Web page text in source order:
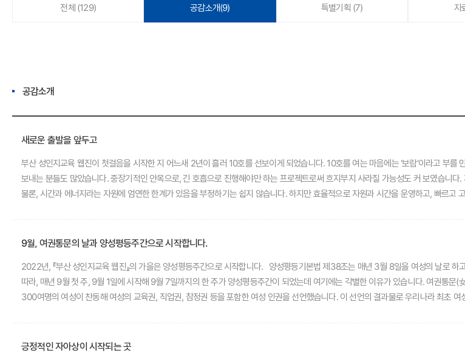
전체 (129) 공감소개(9) 특별기획 (7) 자
공감소개
새로운 출발을 앞두고
부산 성인지교육 웹진이 첫걸음을 시작한 지 어느새 2년이 흘러 10호를 선보이게 되었습니다. 10호를 여는 마음에는 ‘보람’이라고 부
보내는 분들도 많았습니다. 중장기적인 안목으로, 긴 호흡으로 진행해야만 하는 프로젝트로써 흐지부지 사라질 가능성도 커 보였습니
물론, 시간과 에너지라는 자원에 엄연한 한계가 있음을 부정하기는 쉽지 않습니다. 하지만 효율적으로 자원과 시간을 운영하고, 빠르고 고르게 결과물을
관련된 사회적인 이슈들은 여전히 강력한 에너지를 가진 채로 남아있습니다. 엄청난 사회적인 노력에도 불구하고, 폭력의 양상은 차츰
파이도 더 커지고 있음은 분명합니다. 매일 뉴스를 차지하는 범죄에 시선이 이끌려 건강한 다수의 존재를 잊어서는 안 될 것입니다. 교
속도에 조금이라도 힘을 보태는 존재가 되었기를 기대합니다. 2023년이라는 새로운 시간, 새로운 세계의 흐름 안에서 멈추지 않고 강물처럼 유연하게 흘러나가
미완입니다. 법제도적인 측면에서 많은 성취가 있었습니다만, 여전히 OECD 통계에서 성별간 임금 격차가 가장 큰 나라입니다. 그 배경
9월, 여권통문의 날과 양성평등주간으로 시작합니다.
2022년, 『부산 성인지교육 웹진』의 가을은 양성평등주간으로 시작합니다. 양성평등기본법 제38조는 매년 3월 8일을 여성의 날로 하고, 대통령령이 정하는 바에 따라 1년 중 1주간을 양성평등주간으로 하도록 규정하고 있습니다. 이에
따라, 매년 9월 첫 주, 9월 1일에 시작해 9월 7일까지의 한 주가 양성평등주간이 되었는데 여기에는 각별한 이유가 있습니다. 여권통
300여명의 여성이 찬동해 여성의 교육권, 직업권, 참정권 등을 포함한 여성 인권을 선언했습니다. 이 선언의 결과물로 우리나라 최초 여성단체가 된 ‘찬양회’,
긍정적인 자아상이 시작되는 곳